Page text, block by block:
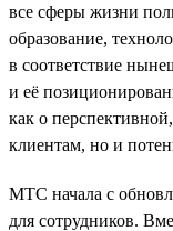
все сферы жизни
образование,
в соответствие
и её
как о
клиентам, но и
МТС начала с
для сотрудников.